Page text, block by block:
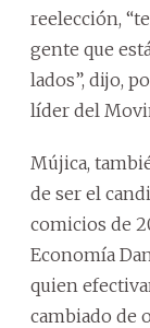
reelección,
gente que
lados”, dijo,
líder del
Mújica,
de ser el
comicios de
Economía
quien
cambiado de